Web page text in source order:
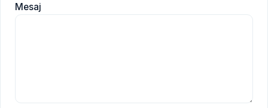
Mesaj